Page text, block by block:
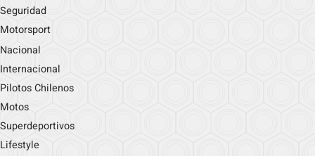
Seguridad
Motorsport
Nacional
Internacional
Pilotos Chilenos
Motos
Superdeportivos
Lifestyle